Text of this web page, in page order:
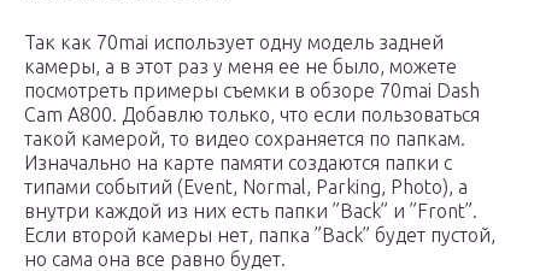
Так как 70mai использует одну модель задней
камеры, а в этот раз у меня ее не было, можете
посмотреть примеры съемки в обзоре 70mai Dash
Cam A800. Добавлю только, что если пользоваться
такой камерой, то видео сохраняется по папкам.
Изначально на карте памяти создаются папки с
типами событий (Event, Normal, Parking, Photo), а
внутри каждой из них есть папки ”Back” и ”Front”.
Если второй камеры нет, папка ”Back” будет пустой,
но сама она все равно будет.